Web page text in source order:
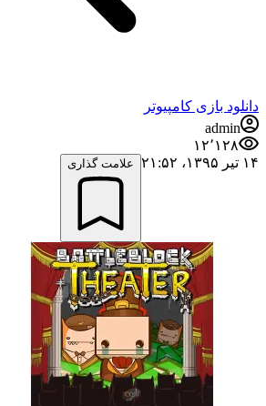
دانلود بازی کامپیوتر
admin
۱۲٬۱۲۸
۱۴ تیر ۱۳۹۵،‏ ۲۱:۵۲
علامت گذاری